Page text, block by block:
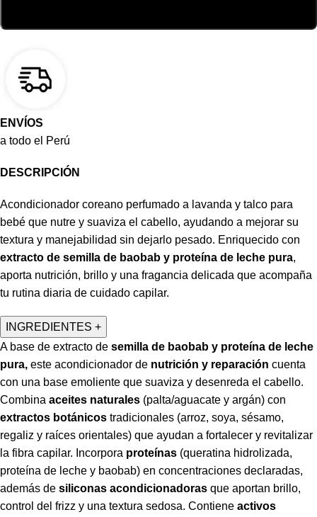
ENVÍOS
a todo el Perú
DESCRIPCIÓN
Acondicionador coreano perfumado a lavanda y talco para
bebé que nutre y suaviza el cabello, ayudando a mejorar su
textura y manejabilidad sin dejarlo pesado. Enriquecido con
extracto de semilla de baobab y proteína de leche pura,
aporta nutrición, brillo y una fragancia delicada que acompaña
tu rutina diaria de cuidado capilar.
INGREDIENTES +
A base de extracto de semilla de baobab y proteína de leche
pura, este acondicionador de nutrición y reparación cuenta
con una base emoliente que suaviza y desenreda el cabello.
Combina aceites naturales (palta/aguacate y argán) con
extractos botánicos tradicionales (arroz, soya, sésamo,
regaliz y raíces orientales) que ayudan a fortalecer y revitalizar
la fibra capilar. Incorpora proteínas (queratina hidrolizada,
proteína de leche y baobab) en concentraciones declaradas,
además de siliconas acondicionadoras que aportan brillo,
control del frizz y una textura sedosa. Contiene activos